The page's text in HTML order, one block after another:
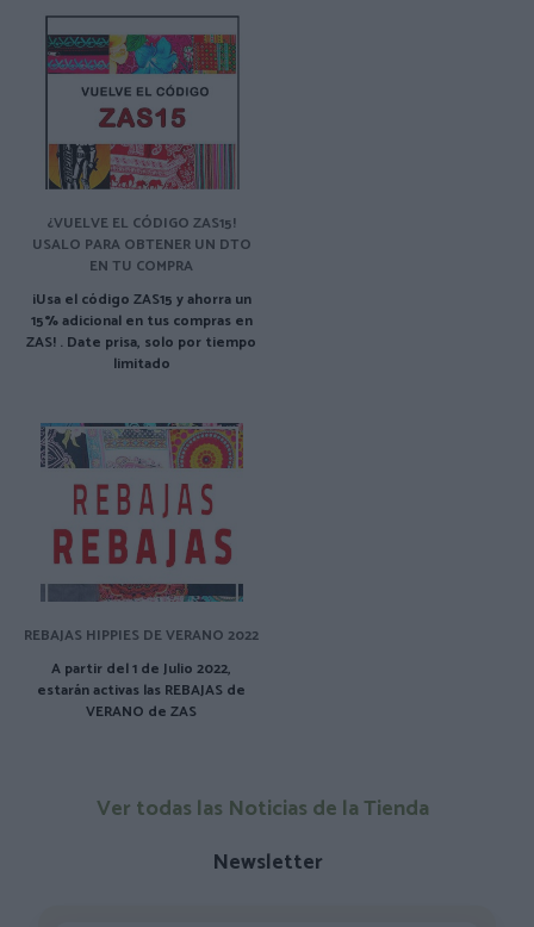
¿VUELVE EL CÓDIGO ZAS15!
USALO PARA OBTENER UN DTO
EN TU COMPRA
¡Usa el código ZAS15 y ahorra un
15% adicional en tus compras en
ZAS! . Date prisa, solo por tiempo
limitado
REBAJAS HIPPIES DE VERANO 2022
A partir del 1 de Julio 2022,
estarán activas las REBAJAS de
VERANO de ZAS
Ver todas las Noticias de la Tienda
Newsletter